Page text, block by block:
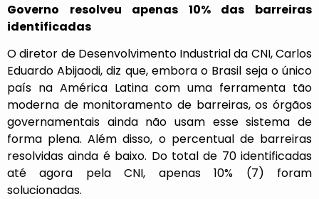
Governo resolveu apenas 10% das barreiras
identificadas
O diretor de Desenvolvimento Industrial da CNI, Carlos
Eduardo Abijaodi, diz que, embora o Brasil seja o único
país na América Latina com uma ferramenta tão
moderna de monitoramento de barreiras, os órgãos
governamentais ainda não usam esse sistema de
forma plena. Além disso, o percentual de barreiras
resolvidas ainda é baixo. Do total de 70 identificadas
até agora pela CNI, apenas 10% (7) foram
solucionadas.